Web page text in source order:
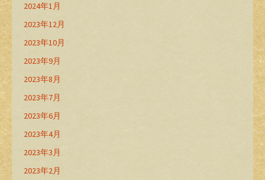
2024年1月
2023年12月
2023年10月
2023年9月
2023年8月
2023年7月
2023年6月
2023年4月
2023年3月
2023年2月